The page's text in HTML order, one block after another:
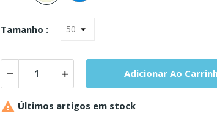
Tamanho :
Adicionar Ao
 Últimos artigos em stock